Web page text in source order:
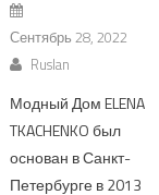
Сентябрь 28, 2022
Ruslan
Модный Дом ELENA
TKACHENKO был
основан в Санкт-
Петербурге в 2013